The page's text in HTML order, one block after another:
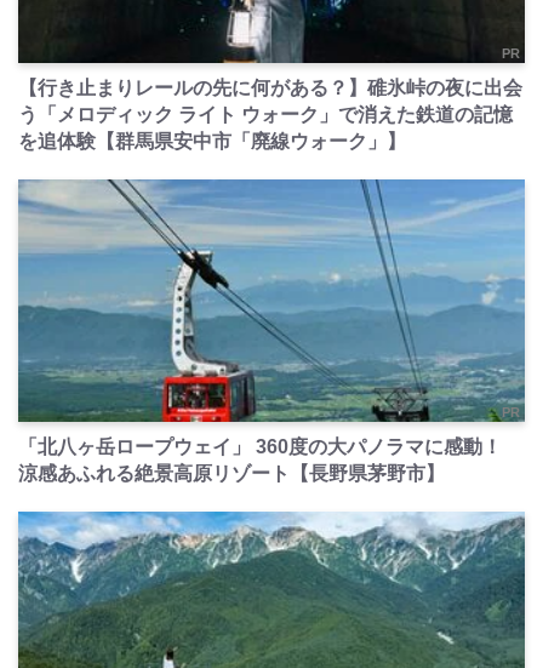
PR
【行き止まりレールの先に何がある？】碓氷峠の夜に出会
う「メロディック ライト ウォーク」で消えた鉄道の記憶
を追体験【群馬県安中市「廃線ウォーク」】
PR
「北八ヶ岳ロープウェイ」 360度の大パノラマに感動！
涼感あふれる絶景高原リゾート【長野県茅野市】